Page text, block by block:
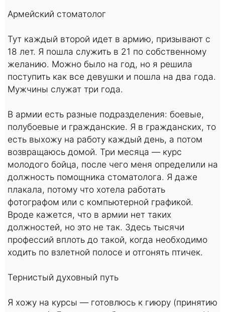
Армейский стоматолог
Тут каждый второй идет в армию, призывают с
18 лет. Я пошла служить в 21 по собственному
желанию. Можно было на год, но я решила
поступить как все девушки и пошла на два года.
Мужчины служат три года.
В армии есть разные подразделения: боевые,
полубоевые и гражданские. Я в гражданских, то
есть выхожу на работу каждый день, а потом
возвращаюсь домой. Три месяца — курс
молодого бойца, после чего меня определили на
должность помощника стоматолога. Я даже
плакала, потому что хотела работать
фотографом или с компьютерной графикой.
Вроде кажется, что в армии нет таких
должностей, но это не так. Здесь тысячи
профессий вплоть до такой, когда необходимо
ходить по взлетной полосе и отгонять птичек.
Тернистый духовный путь
Я хожу на курсы — готовлюсь к гиюру (принятию